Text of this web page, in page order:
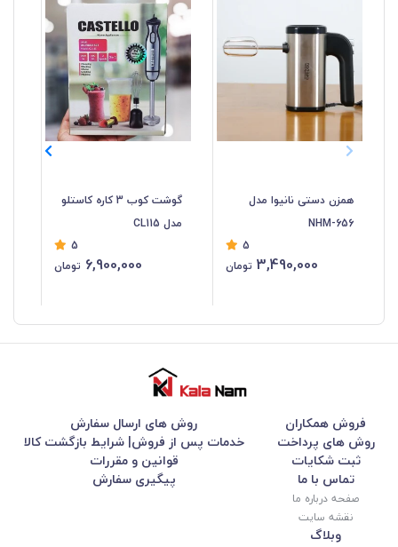
همزن دستی نانیوا مدل
NHM-656
5
3,490,000 تومان
گوشت کوب 3 کاره کاستلو
مدل CL115
5
6,900,000 تومان
فروش همکاران
روش های ارسال سفارش
روش های پرداخت
خدمات پس از فروش| شرایط بازگشت کالا
ثبت شکایات
قوانین و مقررات
تماس با ما
صفحه درباره ما
نقشه سایت
پیگیری سفارش
وبلاگ